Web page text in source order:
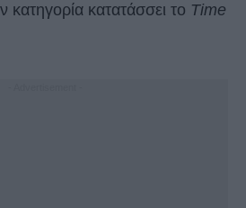
κατηγορία κατατάσσει το Time